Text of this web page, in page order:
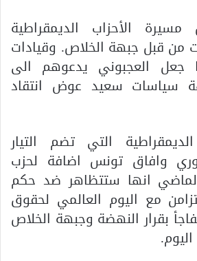
مسيرة الأحزاب الديمقراطية
من قبل جبهة الخلاص. وقيادات
جعل العجبوني يدعوهم الى
سياسات سعيد عوض انتقاد
التي تضم التيار
وافاق تونس اضافة لحزب
انها ستتظاهر ضد حكم
مع اليوم العالمي لحقوق
بقرار النهضة وجبهة الخلاص